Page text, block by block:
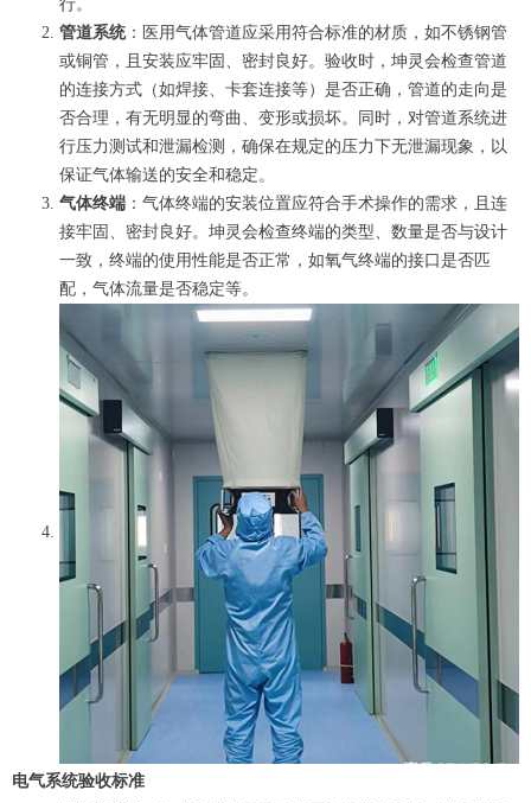
行。
管道系统：医用气体管道应采用符合标准的材质，如不锈钢管
或铜管，且安装应牢固、密封良好。验收时，坤灵会检查管道
的连接方式（如焊接、卡套连接等）是否正确，管道的走向是
否合理，有无明显的弯曲、变形或损坏。同时，对管道系统进
行压力测试和泄漏检测，确保在规定的压力下无泄漏现象，以
保证气体输送的安全和稳定。
气体终端 ：气体终端的安装位置应符合手术操作的需求，且连
接牢固、密封良好。坤灵会检查终端的类型、数量是否与设计
一致，终端的使用性能是否正常，如氧气终端的接口是否匹
配，气体流量是否稳定等。
电气系统验收标准